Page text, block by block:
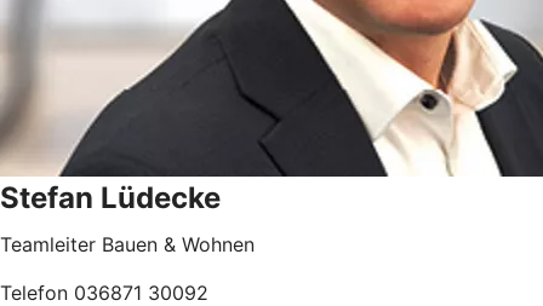
Stefan Lüdecke
Teamleiter Bauen & Wohnen
Telefon 036871 30092